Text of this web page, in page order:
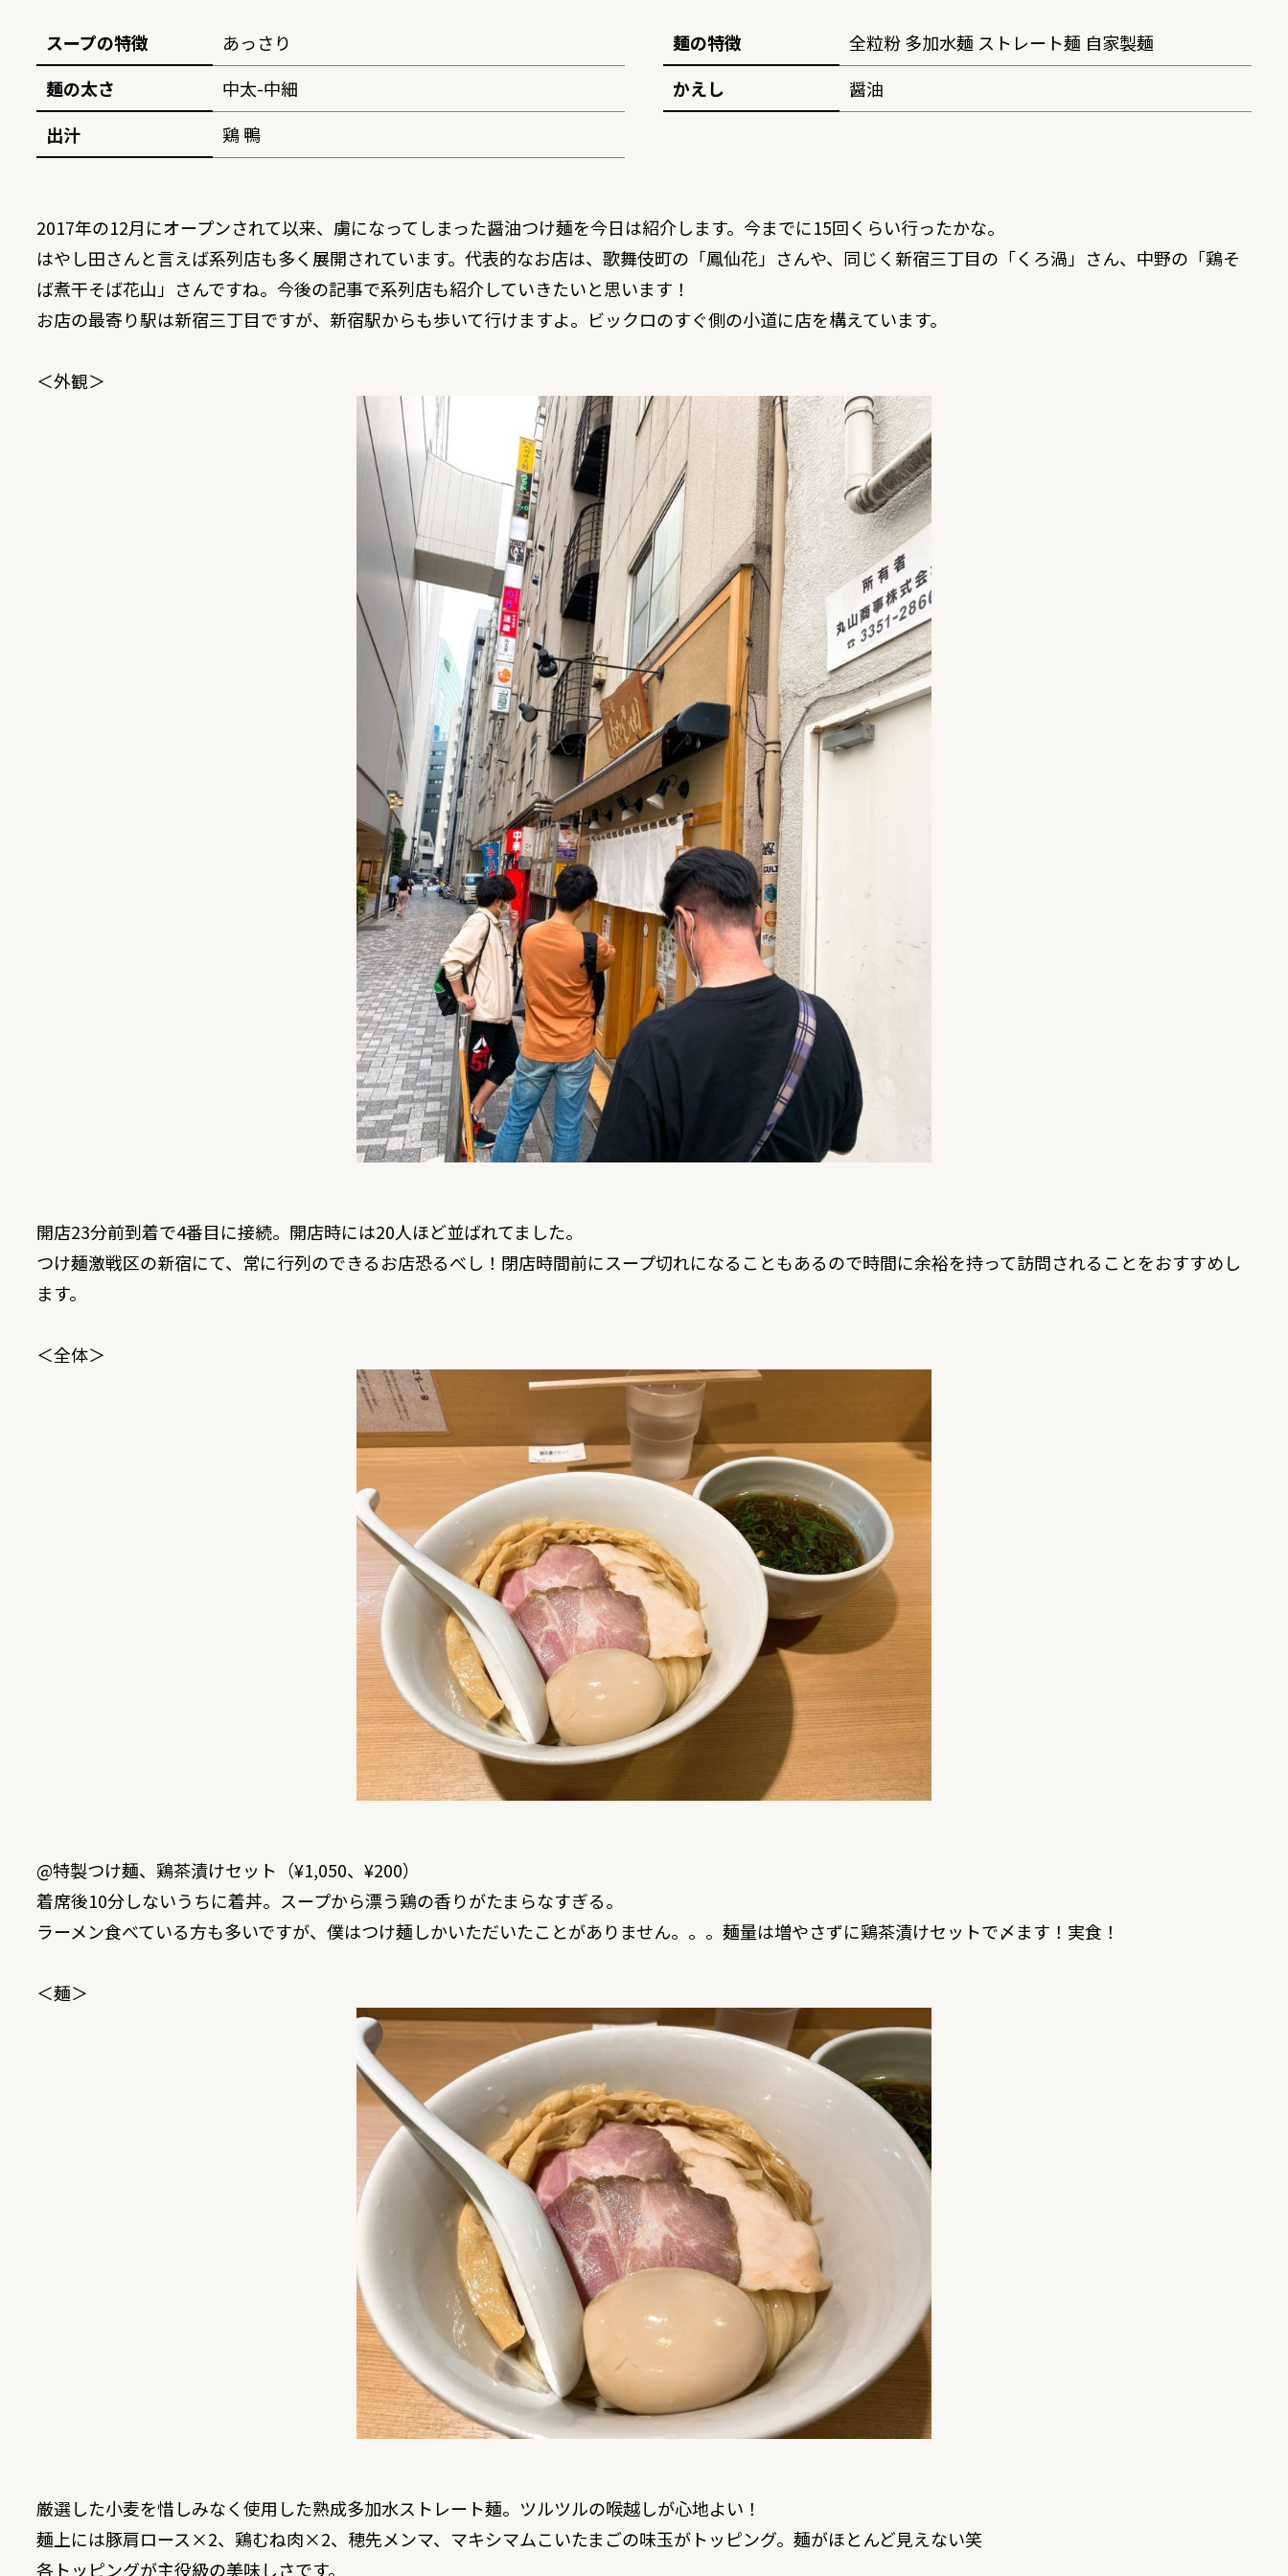
スープの特徴 あっさり 麺の特徴
全粒粉 多加水麺 ストレート麺 自家製麺
麺の太さ
中太-中細 かえし
醤油
出汁
鶏 鴨
2017年の12月にオープンされて以来、虜になってしまった醤油つけ麺を今日は紹介します。今までに15回くらい行ったかな。
はやし田さんと言えば系列店も多く展開されています。代表的なお店は、歌舞伎町の「鳳仙花」さんや、同じく新宿三丁目の「くろ渦 」さん、中野の「鶏そ
ば煮干そば花山 」さんですね。今後の記事で系列店も紹介していきたいと思います！
お店の最寄り駅は新宿三丁目ですが、新宿駅からも歩いて行けますよ。ビックロのすぐ側の小道に店を構えています。
＜外観＞
開店23分前到着で4番目に接続。開店時には20人ほど並ばれてました。
つけ麺激戦区の新宿にて、常に行列のできるお店恐るべし！閉店時間前にスープ切れになることもあるので時間に余裕を持って訪問されることをおすすめし
ます。
＜全体＞
@特製つけ麺、鶏茶漬けセット（¥1,050、¥200）
着席後10分しないうちに着丼。スープから漂う鶏の香りがたまらなすぎる。
ラーメン食べている方も多いですが、僕はつけ麺しかいただいたことがありません。。。麺量は増やさずに鶏茶漬けセットで〆ます！実食！
＜麺＞
厳選した小麦を惜しみなく使用した熟成多加水ストレート麺。ツルツルの喉越しが心地よい！
麺上には豚肩ロース×2、鶏むね肉×2、穂先メンマ、マキシマムこいたまごの味玉がトッピング。麺がほとんど見えない笑
各トッピングが主役級の美味しさです。